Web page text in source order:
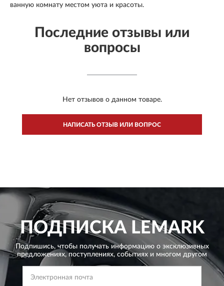
ванную комнату местом уюта и красоты.
Последние отзывы или
вопросы
Нет отзывов о данном товаре.
НАПИСАТЬ ОТЗЫВ ИЛИ ВОПРОС
ПОДПИСКАLEMARK
Подпишись, чтобы получать информацию о эксклюзивных
предложениях,поступлениях, событиях и многом другом